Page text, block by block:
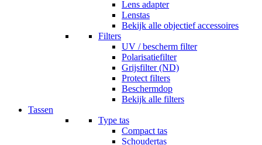
Lens adapter
Lenstas
Bekijk alle objectief accessoires
Filters
UV / bescherm filter
Polarisatiefilter
Grijsfilter (ND)
Protect filters
Beschermdop
Bekijk alle filters
Tassen
Type tas
Compact tas
Schoudertas